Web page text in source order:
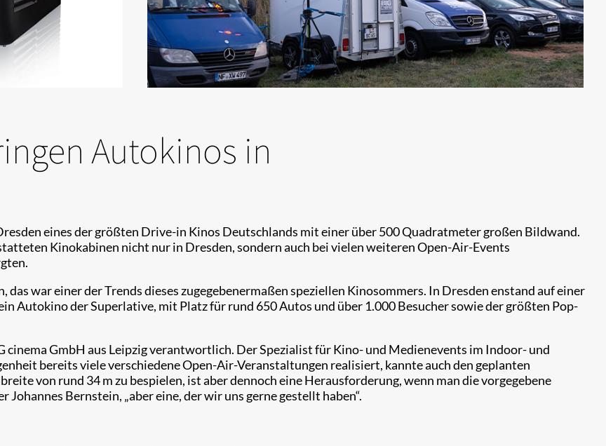
Autokinos in
eines der größten Drive-in Kinos Deutschlands mit einer über 500 Quadratmeter großen Bildwand.
Kinokabinen nicht nur in Dresden, sondern auch bei vielen weiteren Open-Air-Events
war einer der Trends dieses zugegebenermaßen speziellen Kinosommers. In Dresden enstand auf einer
Autokino der Superlative, mit Platz für rund 650 Autos und über 1.000 Besucher sowie der größten Pop-
cinema GmbH aus Leipzig verantwortlich. Der Spezialist für Kino- und Medienevents im Indoor- und
bereits viele verschiedene Open-Air-Veranstaltungen realisiert, kannte auch den geplanten
von rund 34 m zu bespielen, ist aber dennoch eine Herausforderung, wenn man die vorgegebene
Bernstein, „aber eine, der wir uns gerne gestellt haben“.